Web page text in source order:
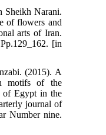
Haniyeh Sheikh Narani.
the role of flowers and
traditional arts of Iran.
16. Pp.129_162. [in
Anzabi. (2015). A
motifs of the
of Egypt in the
Bi-quarterly journal of
fifth year Number nine.